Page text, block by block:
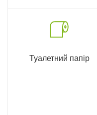
Туалетний папір